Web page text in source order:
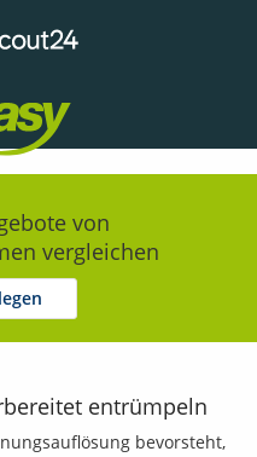
von
vergleichen
entrümpeln
bevorsteht,